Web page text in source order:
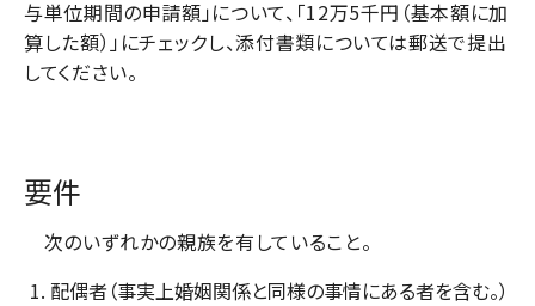
与単位期間の申請額」について、「12万5千円（基本額に加
算した額）」にチェックし、添付書類については郵送で提出
してください。
要件
次のいずれかの親族を有していること。
配偶者（事実上婚姻関係と同様の事情にある者を含む。）